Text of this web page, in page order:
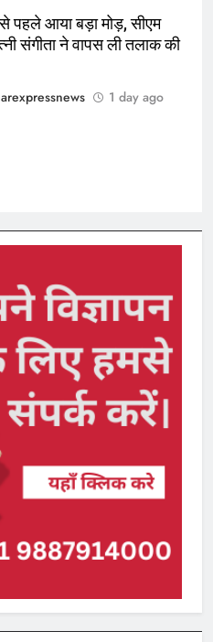
से पहले आया बड़ा मोड़, सीएम
संगीता ने वापस ली तलाक की
1 day ago